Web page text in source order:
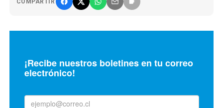
COMPARTIR